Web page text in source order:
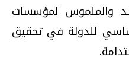
والملموس لمؤسسات
للدولة في تحقيق